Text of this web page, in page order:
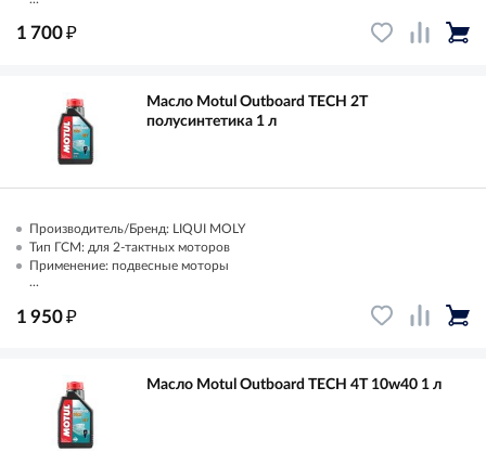
1 700₽
Масло Motul Outboard TECH 2T
полусинтетика 1 л
Производитель/Бренд: LIQUI MOLY
Тип ГСМ: для 2-тактных моторов
Применение: подвесные моторы
...
1 950₽
Масло Motul Outboard TECH 4T 10w40 1 л